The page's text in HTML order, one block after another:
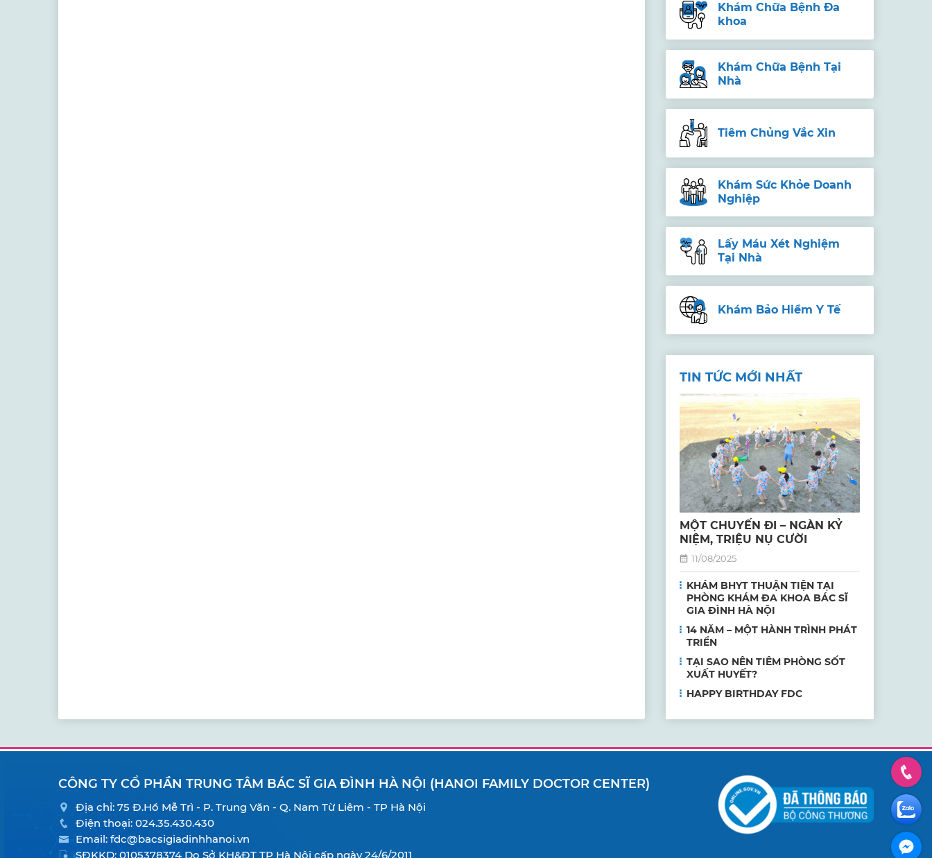
Khám Chữa Bệnh Đa
khoa
Khám Chữa Bệnh Tại
Nhà
Tiêm Chủng Vắc Xin
Khám Sức Khỏe Doanh
Nghiệp
Lấy Máu Xét Nghiệm
Tại Nhà
Khám Bảo Hiểm Y Tế
TIN TỨC MỚI NHẤT
MỘT CHUYẾN ĐI – NGÀN KỶ
NIỆM, TRIỆU NỤ CƯỜI
11/08/2025
KHÁM BHYT THUẬN TIỆN TẠI
PHÒNG KHÁM ĐA KHOA BÁC SĨ
GIA ĐÌNH HÀ NỘI
14 NĂM – MỘT HÀNH TRÌNH PHÁT
TRIỂN
TẠI SAO NÊN TIÊM PHÒNG SỐT
XUẤT HUYẾT?
HAPPY BIRTHDAY FDC
CÔNG TY CỔ PHẦN TRUNG TÂM BÁC SĨ GIA ĐÌNH HÀ NỘI (HANOI FAMILY DOCTOR CENTER)
Địa chỉ: 75 Đ.Hồ Mễ Trì - P. Trung Văn - Q. Nam Từ Liêm - TP Hà Nội
Điện thoại: 024.35.430.430
Email: fdc@bacsigiadinhhanoi.vn
SĐKKD: 0105378374 Do Sở KH&ĐT TP Hà Nội cấp ngày 24/6/2011